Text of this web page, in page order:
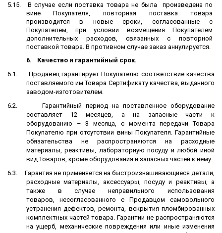
5.15.
В случае если поставка товара не была
произведена по
вине Покупателя, повторная поставка товара
производится в новые сроки, согласованные с
Покупателем, при условии возмещения Покупателем
дополнительных расходов, связанных с повторной
поставкой товара. В противном случае заказ аннулируется.
6.
Качество и гарантийный срок.
6.1.
Продавец гарантирует Покупателю соответствие качества
поставляемого им Товара Сертификату качества, выданного
заводом-изготовителем.
6.2.
Гарантийный период на поставленное оборудование
составляет 12 месяцев, а на запасные части к
оборудованию – 3 месяца, с момента передачи Товара
Покупателю при отсутствии вины Покупателя. Гарантийные
обязательства не распространяются на расходные
материалы, реактивы, лабораторную посуду и любой иной
вид Товаров, кроме оборудования и запасных частей к нему.
6.3.
Гарантия не применяется на быстроизнашивающиеся детали,
расходные материалы, аксессуары, посуду и реактивы, а
также в случае неправильного использования
товаров, несогласованного с Продавцом самовольного
устранения дефектов, ремонта, вскрытия пломбированных
комплектных частей товара. Гарантии не распространяются
на ущерб, механические повреждения или иные изменения